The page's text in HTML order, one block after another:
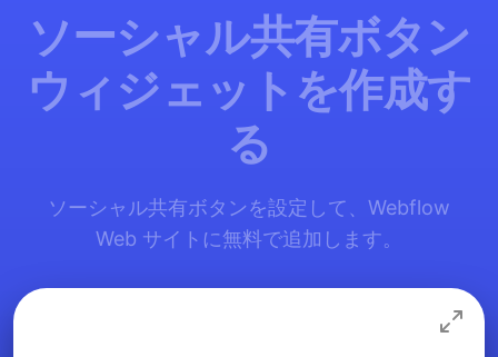
ソーシャル共有ボタン
ウィジェットを作成す
る
ソーシャル共有ボタンを設定して、Webflow
Web サイトに無料で追加します。